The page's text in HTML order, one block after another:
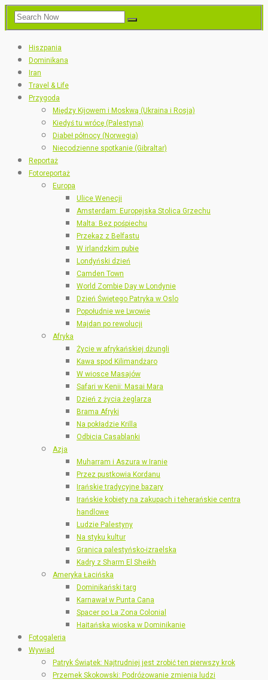
Hiszpania
Dominikana
Iran
Travel & Life
Przygoda
Między Kijowem i Moskwą (Ukraina i Rosja)
Kiedyś tu wrócę (Palestyna)
Diabeł północy (Norwegia)
Niecodzienne spotkanie (Gibraltar)
Reportaż
Fotoreportaż
Europa
Ulice Wenecji
Amsterdam: Europejska Stolica Grzechu
Malta: Bez pośpiechu
Przekaz z Belfastu
W irlandzkim pubie
Londyński dzień
Camden Town
World Zombie Day w Londynie
Dzień Świętego Patryka w Oslo
Popołudnie we Lwowie
Majdan po rewolucji
Afryka
Życie w afrykańskiej dżungli
Kawa spod Kilimandżaro
W wiosce Masajów
Safari w Kenii: Masai Mara
Dzień z życia żeglarza
Brama Afryki
Na pokładzie Krilla
Odbicia Casablanki
Azja
Muharram i Aszura w Iranie
Przez pustkowia Kordanu
Irańskie tradycyjne bazary
Irańskie kobiety na zakupach i teherańskie centra
handlowe
Ludzie Palestyny
Na styku kultur
Granica palestyńsko-izraelska
Kadry z Sharm El Sheikh
Ameryka Łacińska
Dominikański targ
Karnawał w Punta Cana
Spacer po La Zona Colonial
Haitańska wioska w Dominikanie
Fotogaleria
Wywiad
Patryk Świątek: Najtrudniej jest zrobić ten pierwszy krok
Przemek Skokowski: Podróżowanie zmienia ludzi